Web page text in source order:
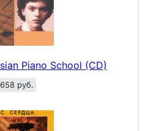
Piano School (CD)
658 руб.